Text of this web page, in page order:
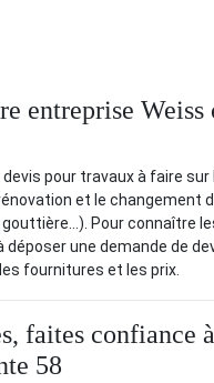
entreprise Weiss
pour travaux à faire sur
et le changement
Pour connaître
une demande de
fournitures et les prix.
faites confiance
58